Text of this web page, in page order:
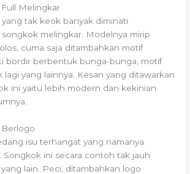
Melingkar
tak keok banyak diminati
melingkar. Modelnya mirip
cuma saja ditambahkan motif
bordir berbentuk bunga-bunga, motif
lagi yang lainnya. Kesan yang ditawarkan
ini yaitu lebih modern dan kekinian
isu terhangat yang namanya
Songkok ini secara contoh tak jauh
lain. Peci, ditambahkan logo